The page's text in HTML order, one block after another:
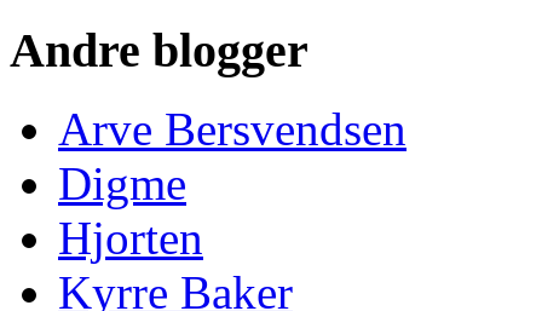
Andre blogger
Arve Bersvendsen
Digme
Hjorten
Kyrre Baker